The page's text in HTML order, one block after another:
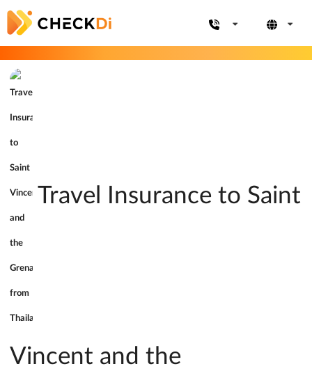
Travel Insurance to Saint
Vincent and the